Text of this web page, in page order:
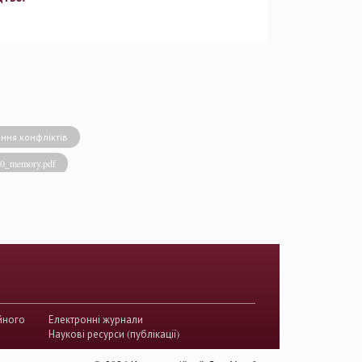
конфліктів
акти КСУ
України
судочинства
Електронні журнали
Наукові ресурси (публікації)